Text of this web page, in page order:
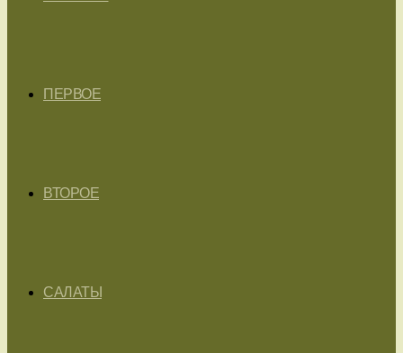
ПЕРВОЕ
ВТОРОЕ
САЛАТЫ